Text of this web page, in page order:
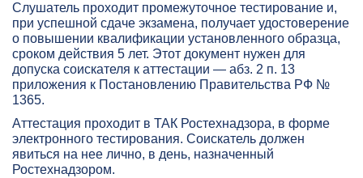
Слушатель проходит промежуточное тестирование и,
при успешной сдаче экзамена, получает удостоверение
о повышении квалификации установленного образца,
сроком действия 5 лет. Этот документ нужен для
допуска соискателя к аттестации — абз. 2 п. 13
приложения к Постановлению Правительства РФ №
1365.
Аттестация проходит в ТАК Ростехнадзора, в форме
электронного тестирования. Соискатель должен
явиться на нее лично, в день, назначенный
Ростехнадзором.